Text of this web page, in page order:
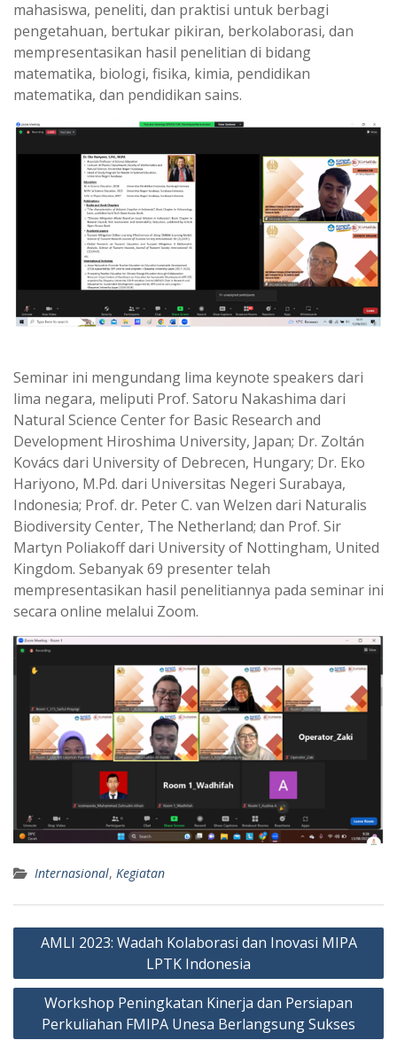
mahasiswa, peneliti, dan praktisi untuk berbagi
pengetahuan, bertukar pikiran, berkolaborasi, dan
mempresentasikan hasil penelitian di bidang
matematika, biologi, fisika, kimia, pendidikan
matematika, dan pendidikan sains.
Seminar ini mengundang lima keynote speakers dari
lima negara, meliputi Prof. Satoru Nakashima dari
Natural Science Center for Basic Research and
Development Hiroshima University, Japan; Dr. Zoltán
Kovács dari University of Debrecen, Hungary; Dr. Eko
Hariyono, M.Pd. dari Universitas Negeri Surabaya,
Indonesia; Prof. dr. Peter C. van Welzen dari Naturalis
Biodiversity Center, The Netherland; dan Prof. Sir
Martyn Poliakoff dari University of Nottingham, United
Kingdom. Sebanyak 69 presenter telah
mempresentasikan hasil penelitiannya pada seminar ini
secara online melalui Zoom.
Internasional, Kegiatan
Navigasi
AMLI 2023: Wadah Kolaborasi dan Inovasi MIPA
LPTK Indonesia
Workshop Peningkatan Kinerja dan Persiapan
Perkuliahan FMIPA Unesa Berlangsung Sukses